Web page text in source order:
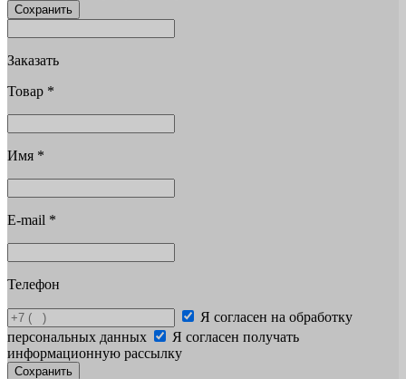
Сохранить
Заказать
Товар *
Имя *
E-mail *
Телефон
Я согласен на обработку
персональных данных
Я согласен получать
информационную рассылку
Сохранить